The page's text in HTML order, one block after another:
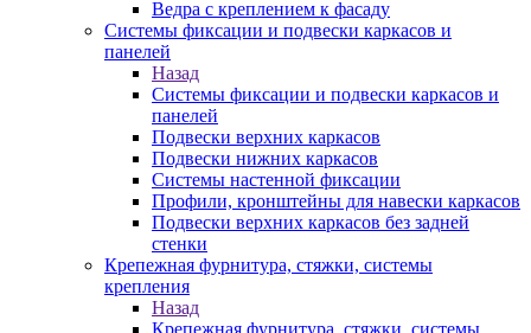
Ведра с креплением к фасаду
Системы фиксации и подвески каркасов и
панелей
Назад
Системы фиксации и подвески каркасов и
панелей
Подвески верхних каркасов
Подвески нижних каркасов
Системы настенной фиксации
Профили, кронштейны для навески каркасов
Подвески верхних каркасов без задней
стенки
Крепежная фурнитура, стяжки, системы
крепления
Назад
Крепежная фурнитура, стяжки, системы